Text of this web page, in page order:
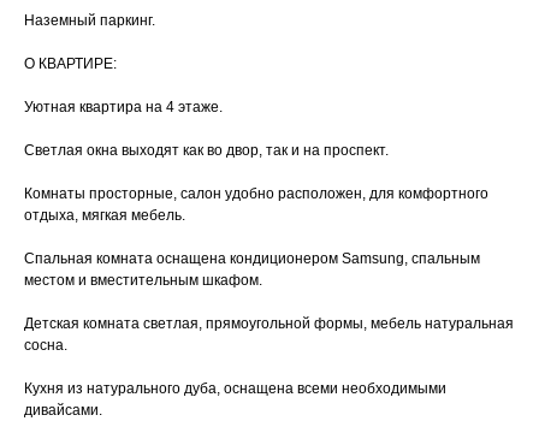
Наземный паркинг.
О КВАРТИРЕ:
Уютная квартира на 4 этаже.
Светлая окна выходят как во двор, так и на проспект.
Комнаты просторные, салон удобно расположен, для комфортного
отдыха, мягкая мебель.
Спальная комната оснащена кондиционером Samsung, спальным
местом и вместительным шкафом.
Детская комната светлая, прямоугольной формы, мебель натуральная
сосна.
Кухня из натурального дуба, оснащена всеми необходимыми
дивайсами.